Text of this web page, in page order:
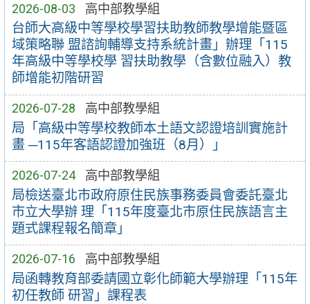
2026-08-03 高中部教學組
台師大高級中等學校學習扶助教師教學增能暨區
域策略聯 盟諮詢輔導支持系統計畫」辦理「115
年高級中等學校學 習扶助教學（含數位融入）教
師增能初階研習
2026-07-28 高中部教學組
局「高級中等學校教師本土語文認證培訓實施計
畫 ─115年客語認證加強班（8月）」
2026-07-24 高中部教學組
局檢送臺北市政府原住民族事務委員會委託臺北
市立大學辦 理「115年度臺北市原住民族語言主
題式課程報名簡章」
2026-07-16 高中部教學組
局函轉教育部委請國立彰化師範大學辦理「115年
初任教師 研習」課程表